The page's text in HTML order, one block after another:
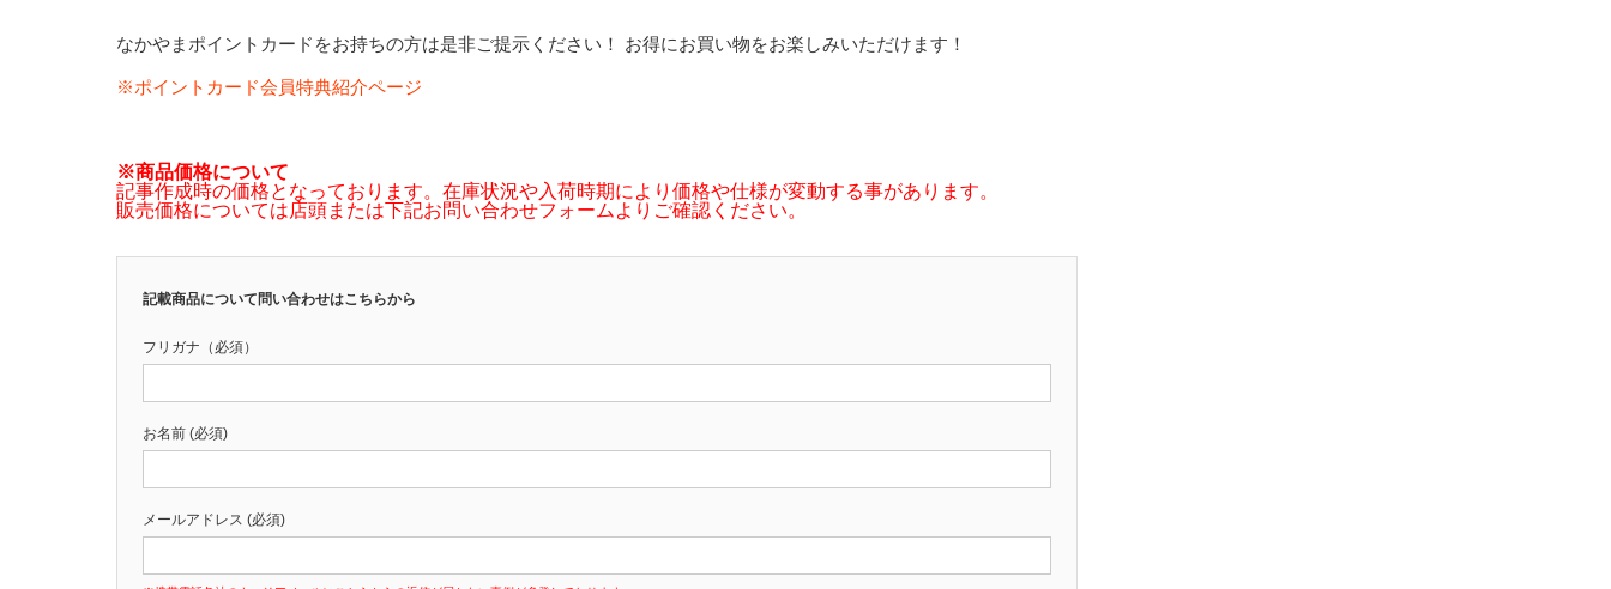
なかやまポイントカードをお持ちの方は是非ご提示ください！ お得にお買い物をお楽しみいただけます！
※ポイントカード会員特典紹介ページ
※商品価格について
記事作成時の価格となっております。在庫状況や入荷時期により価格や仕様が変動する事があります。
販売価格については店頭または下記お問い合わせフォームよりご確認ください。
記載商品について問い合わせはこちらから
フリガナ（必須）
お名前 (必須)
メールアドレス (必須)